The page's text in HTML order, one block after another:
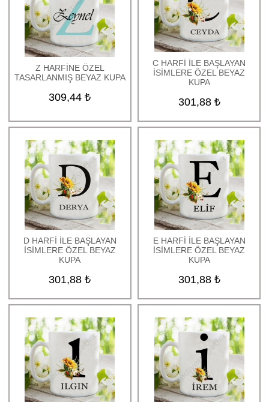
Z HARFİNE ÖZEL
TASARLANMIŞ BEYAZ KUPA
309,44 ₺
C HARFİ İLE BAŞLAYAN
İSİMLERE ÖZEL BEYAZ
KUPA
301,88 ₺
D HARFİ İLE BAŞLAYAN
İSİMLERE ÖZEL BEYAZ
KUPA
301,88 ₺
E HARFİ İLE BAŞLAYAN
İSİMLERE ÖZEL BEYAZ
KUPA
301,88 ₺